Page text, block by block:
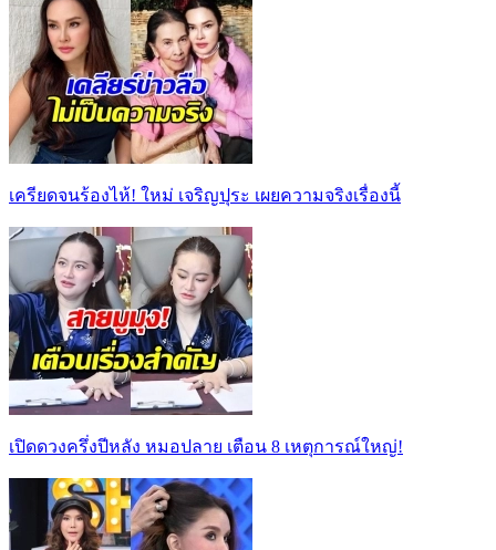
เครียดจนร้องไห้! ใหม่ เจริญปุระ เผยความจริงเรื่องนี้
เปิดดวงครึ่งปีหลัง หมอปลาย เตือน 8 เหตุการณ์ใหญ่!